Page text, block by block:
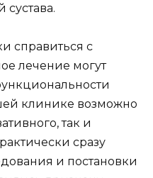
справиться с
лечение могут
клинике возможно
так и
сразу
и постановки